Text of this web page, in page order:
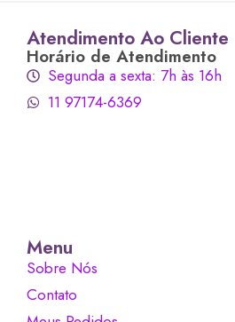
Atendimento Ao Cliente
Horário de Atendimento
Segunda a sexta: 7h às 16h
11 97174-6369
Menu
Sobre Nós
Contato